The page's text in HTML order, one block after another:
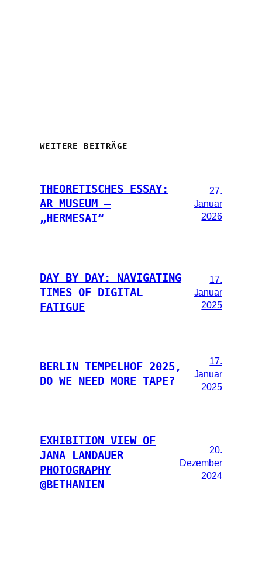
WEITERE BEITRÄGE
THEORETISCHES ESSAY:
AR MUSEUM –
„HERMESAI“
27.
Januar
2026
DAY BY DAY: NAVIGATING
TIMES OF DIGITAL
FATIGUE
17.
Januar
2025
BERLIN TEMPELHOF 2025,
DO WE NEED MORE TAPE?
17.
Januar
2025
EXHIBITION VIEW OF
JANA LANDAUER
PHOTOGRAPHY
@BETHANIEN
20.
Dezember
2024